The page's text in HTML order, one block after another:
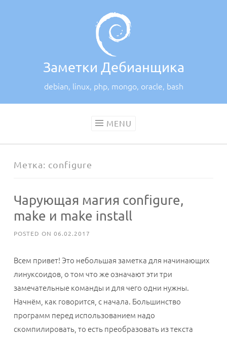
Заметки Дебианщика
debian, linux, php, mongo, oracle, bash
MENU
Метка: configure
Чарующая магия configure,
make и make install
POSTED ON 06.02.2017
Всем привет! Это небольшая заметка для начинающих
линуксоидов, о том что же означают эти три
замечательные команды и для чего одни нужны.
Начнём, как говорится, с начала. Большинство
программ перед использованием надо
скомпилировать, то есть преобразовать из текста